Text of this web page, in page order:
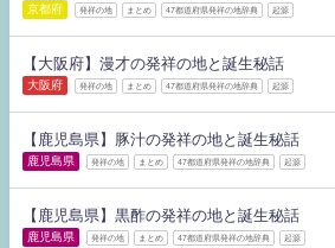
京都府 発祥の地 まとめ 47都道府県発祥の地辞典 起源
【大阪府】漫才の発祥の地と誕生秘話
大阪府 発祥の地 まとめ 47都道府県発祥の地辞典 起源
【鹿児島県】豚汁の発祥の地と誕生秘話
鹿児島県 発祥の地 まとめ 47都道府県発祥の地辞典 起源
【鹿児島県】黒酢の発祥の地と誕生秘話
鹿児島県 発祥の地 まとめ 47都道府県発祥の地辞典 起源